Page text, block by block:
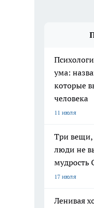
ума:
которые
человека
11 июля
Три
люди не
мудрость
17 июля
Ленивая